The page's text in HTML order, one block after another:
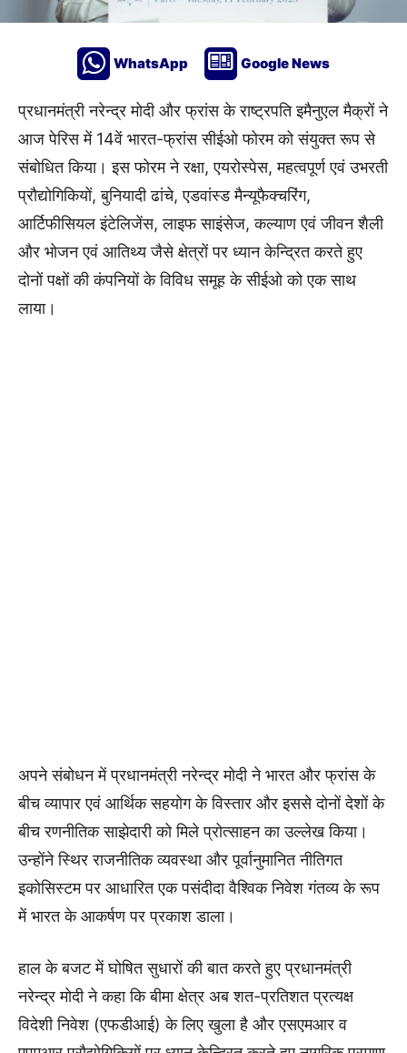
WhatsApp Google News
प्रधानमंत्री नरेन्द्र मोदी और फ्रांस के राष्ट्रपति इमैनुएल मैक्रों ने
आज पेरिस में 14वें भारत-फ्रांस सीईओ फोरम को संयुक्त रूप से
संबोधित किया। इस फोरम ने रक्षा, एयरोस्पेस, महत्वपूर्ण एवं उभरती
प्रौद्योगिकियों, बुनियादी ढांचे, एडवांस्ड मैन्यूफैक्चरिंग,
आर्टिफीसियल इंटेलिजेंस, लाइफ साइंसेज, कल्याण एवं जीवन शैली
और भोजन एवं आतिथ्य जैसे क्षेत्रों पर ध्यान केन्द्रित करते हुए
दोनों पक्षों की कंपनियों के विविध समूह के सीईओ को एक साथ
लाया।
अपने संबोधन में प्रधानमंत्री नरेन्द्र मोदी ने भारत और फ्रांस के
बीच व्यापार एवं आर्थिक सहयोग के विस्तार और इससे दोनों देशों के
बीच रणनीतिक साझेदारी को मिले प्रोत्साहन का उल्लेख किया।
उन्होंने स्थिर राजनीतिक व्यवस्था और पूर्वानुमानित नीतिगत
इकोसिस्टम पर आधारित एक पसंदीदा वैश्विक निवेश गंतव्य के रूप
में भारत के आकर्षण पर प्रकाश डाला।
हाल के बजट में घोषित सुधारों की बात करते हुए प्रधानमंत्री
नरेन्द्र मोदी ने कहा कि बीमा क्षेत्र अब शत-प्रतिशत प्रत्यक्ष
विदेशी निवेश (एफडीआई) के लिए खुला है और एसएमआर व